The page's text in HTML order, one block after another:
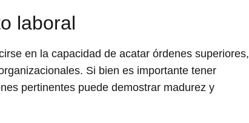
laboral
en la capacidad de acatar órdenes superiores,
Si bien es importante tener
pertinentes puede demostrar madurez y